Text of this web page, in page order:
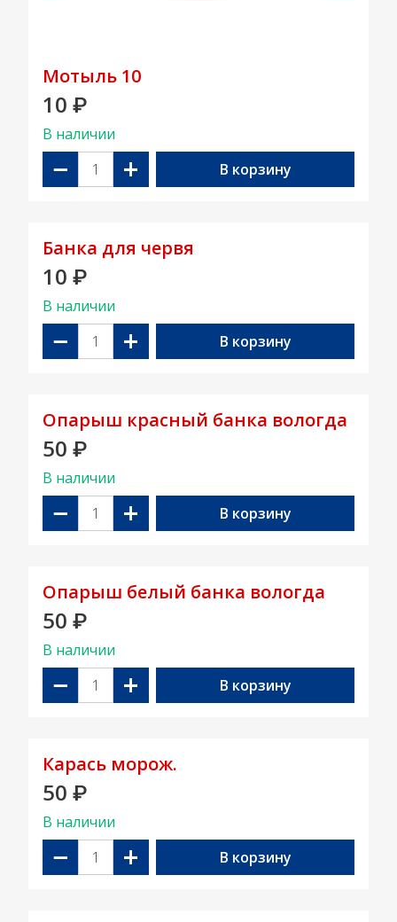
Мотыль 10
10 ₽
В наличии
− + В корзину
Банка для червя
10 ₽
В наличии
− + В корзину
Опарыш красный банка вологда
50 ₽
В наличии
− + В корзину
Опарыш белый банка вологда
50 ₽
В наличии
− + В корзину
Карась морож.
50 ₽
В наличии
− + В корзину